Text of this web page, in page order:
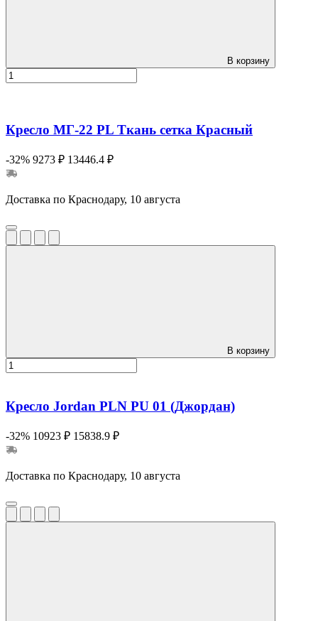
В корзину
Кресло МГ-22 PL Ткань сетка Красный
-32% 9273 ₽ 13446.4 ₽
Доставка по Краснодару, 10 августа
В корзину
Кресло Jordan PLN PU 01 (Джордан)
-32% 10923 ₽ 15838.9 ₽
Доставка по Краснодару, 10 августа